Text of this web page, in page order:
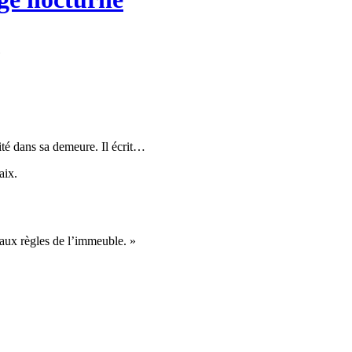
dans sa demeure. Il écrit…
règles de l’immeuble. »